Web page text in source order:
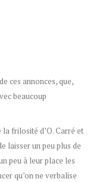
ces annonces, que,
beaucoup
la frilosité d’O. Carré et
laisser un peu plus de
peu à leur place les
qu’on ne verbalise